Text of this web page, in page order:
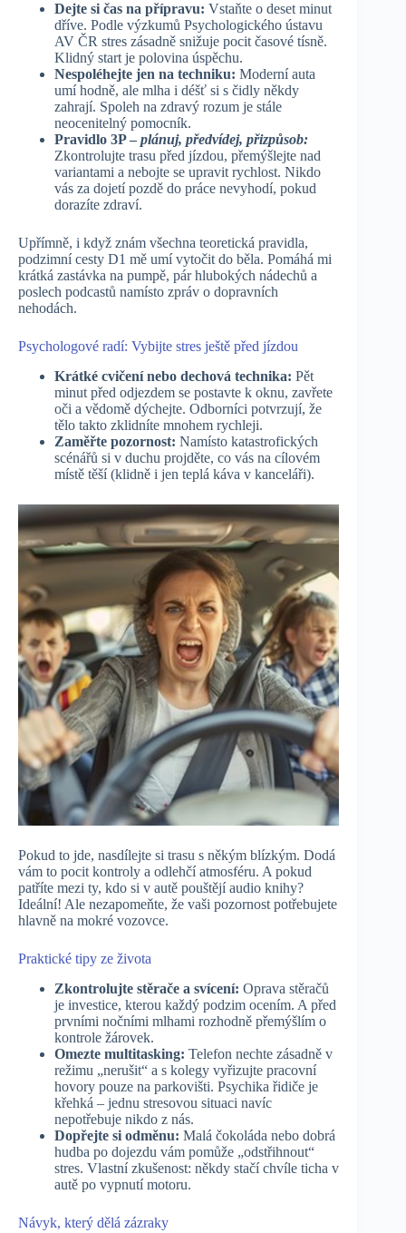
Dejte si čas na přípravu: Vstaňte o deset minut
dříve. Podle výzkumů Psychologického ústavu
AV ČR stres zásadně snižuje pocit časové tísně.
Klidný start je polovina úspěchu.
Nespoléhejte jen na techniku: Moderní auta
umí hodně, ale mlha i déšť si s čidly někdy
zahrají. Spoleh na zdravý rozum je stále
neocenitelný pomocník.
Pravidlo 3P – plánuj, předvídej, přizpůsob:
Zkontrolujte trasu před jízdou, přemýšlejte nad
variantami a nebojte se upravit rychlost. Nikdo
vás za dojetí pozdě do práce nevyhodí, pokud
dorazíte zdraví.
Upřímně, i když znám všechna teoretická pravidla,
podzimní cesty D1 mě umí vytočit do běla. Pomáhá mi
krátká zastávka na pumpě, pár hlubokých nádechů a
poslech podcastů namísto zpráv o dopravních
nehodách.
Psychologové radí: Vybijte stres ještě před jízdou
Krátké cvičení nebo dechová technika: Pět
minut před odjezdem se postavte k oknu, zavřete
oči a vědomě dýchejte. Odborníci potvrzují, že
tělo takto zklidníte mnohem rychleji.
Zaměřte pozornost: Namísto katastrofických
scénářů si v duchu projděte, co vás na cílovém
místě těší (klidně i jen teplá káva v kanceláři).
Pokud to jde, nasdílejte si trasu s někým blízkým. Dodá
vám to pocit kontroly a odlehčí atmosféru. A pokud
patříte mezi ty, kdo si v autě pouštějí audio knihy?
Ideální! Ale nezapomeňte, že vaši pozornost potřebujete
hlavně na mokré vozovce.
Praktické tipy ze života
Zkontrolujte stěrače a svícení: Oprava stěračů
je investice, kterou každý podzim ocením. A před
prvními nočními mlhami rozhodně přemýšlím o
kontrole žárovek.
Omezte multitasking: Telefon nechte zásadně v
režimu „nerušit“ a s kolegy vyřizujte pracovní
hovory pouze na parkovišti. Psychika řidiče je
křehká – jednu stresovou situaci navíc
nepotřebuje nikdo z nás.
Dopřejte si odměnu: Malá čokoláda nebo dobrá
hudba po dojezdu vám pomůže „odstřihnout“
stres. Vlastní zkušenost: někdy stačí chvíle ticha v
autě po vypnutí motoru.
Návyk, který dělá zázraky